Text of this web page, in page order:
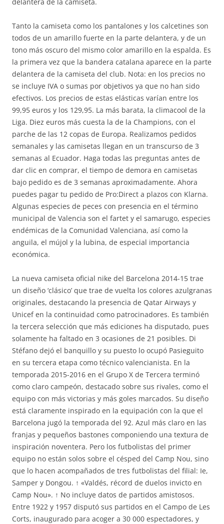
Tanto la camiseta como los pantalones y los calcetines son
todos de un amarillo fuerte en la parte delantera, y de un
tono más oscuro del mismo color amarillo en la espalda. Es
la primera vez que la bandera catalana aparece en la parte
delantera de la camiseta del club. Nota: en los precios no
se incluye IVA o sumas por objetivos ya que no han sido
efectivos. Los precios de estas elásticas varían entre los
99,95 euros y los 129,95. La más barata, la climacool de la
Liga. Diez euros más cuesta la de la Champions, con el
parche de las 12 copas de Europa. Realizamos pedidos
semanales y las camisetas llegan en un transcurso de 3
semanas al Ecuador. Haga todas las preguntas antes de
dar clic en comprar, el tiempo de demora en camisetas
bajo pedido es de 3 semanas aproximadamente. Ahora
puedes pagar tu pedido de Pro:Direct a plazos con Klarna.
Algunas especies de peces con presencia en el término
municipal de Valencia son el fartet y el samarugo, especies
endémicas de la Comunidad Valenciana, así como la
anguila, el mújol y la lubina, de especial importancia
económica.
La nueva camiseta oficial nike del Barcelona 2014-15 trae
un diseño ‘clásico’ que trae de vuelta los colores azulgranas
originales, destacando la presencia de Qatar Airways y
Unicef en la continuidad como patrocinadores. Es también
la tercera selección que más ediciones ha disputado, pues
solamente ha faltado en 3 ocasiones de 21 posibles. Di
Stéfano dejó el banquillo y su puesto lo ocupó Pasieguito
en su tercera etapa como técnico valencianista. En la
temporada 2015-2016 en el Grupo X de Tercera terminó
como claro campeón, destacado sobre sus rivales, como el
equipo con más victorias y más goles marcados. Su diseño
está claramente inspirado en la equipación con la que el
Barcelona jugó la temporada del 92. Azul más claro en las
franjas y pequeños bastones componiendo una textura de
inspiración noventera. Pero los futbolistas del primer
equipo no están solos sobre el césped del Camp Nou, sino
que lo hacen acompañados de tres futbolistas del filial: Ie,
Samper y Dongou. ↑ «Valdés, récord de duelos invicto en
Camp Nou». ↑ No incluye datos de partidos amistosos.
Entre 1922 y 1957 disputó sus partidos en el Campo de Les
Corts, inaugurado para acoger a 30 000 espectadores, y